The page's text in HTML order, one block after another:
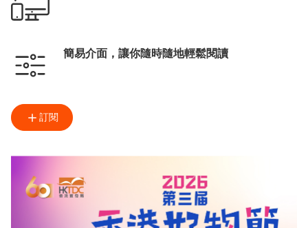
簡易介面，讓你隨時隨地輕鬆閱讀
訂閱